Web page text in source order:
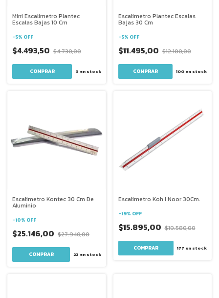
Mini Escalimetro Plantec
Escalas Bajas 10 Cm
-5% OFF
$4.493,50 $4.730,00
5 en stock
Escalimetro Plantec Escalas
Bajas 30 Cm
-5% OFF
$11.495,00 $12.100,00
100 en stock
Escalimetro Kontec 30 Cm De
Aluminio
-10% OFF
$25.146,00 $27.940,00
22 en stock
Escalimetro Koh I Noor 30Cm.
-19% OFF
$15.895,00 $19.580,00
177 en stock